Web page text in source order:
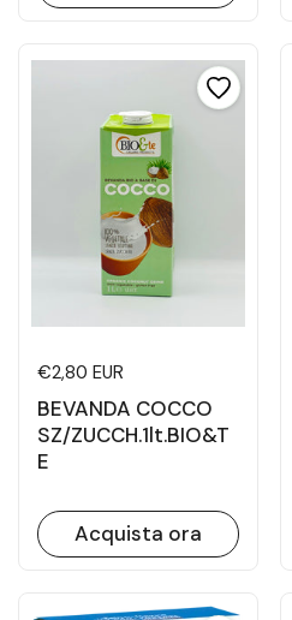
Prezzo di listino
€2,80 EUR
BEVANDA COCCO
SZ/ZUCCH.1lt.BIO&T
E
Acquista ora